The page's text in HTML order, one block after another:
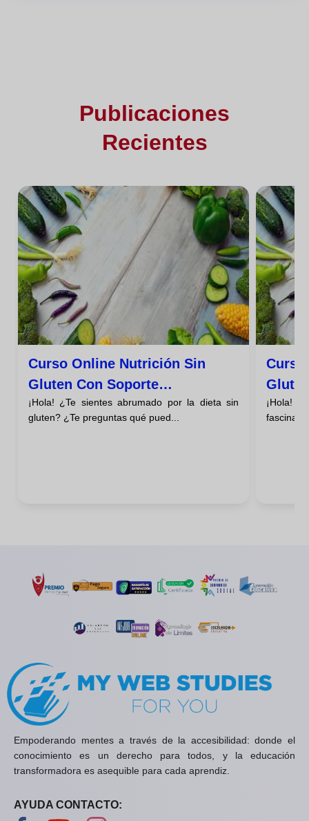
Publicaciones
Recientes
Curso Online Nutrición Sin
Gluten Con Soporte
Personalizado
¡Hola! ¿Te sientes abrumado por la dieta sin
gluten? ¿Te preguntas qué pued...
¡Hola!
Empoderando mentes a través de la accesibilidad: donde el
conocimiento es un derecho para todos, y la educación
transformadora es asequible para cada aprendiz.
AYUDA CONTACTO: